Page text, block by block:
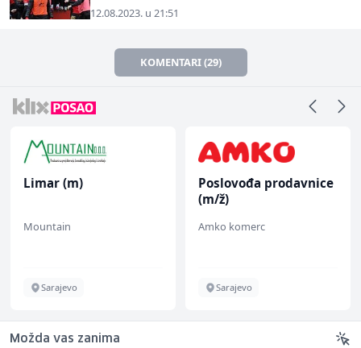
12.08.2023. u 21:51
KOMENTARI (29)
Limar (m)
Mountain
Sarajevo
Poslovođa prodavnice
(m/ž)
Amko komerc
Sarajevo
Možda vas zanima